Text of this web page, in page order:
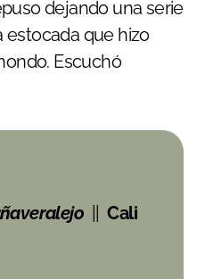
dejando una serie
estocada que hizo
Escuchó
Cali